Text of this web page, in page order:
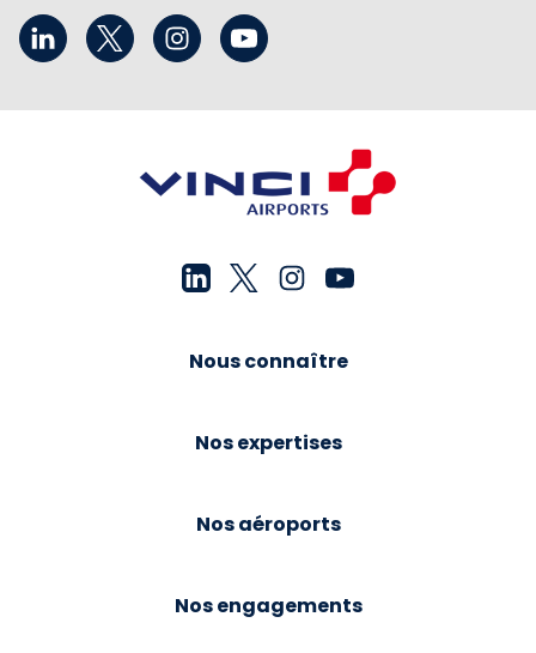
Nous connaître
Nos expertises
Nos aéroports
Nos engagements